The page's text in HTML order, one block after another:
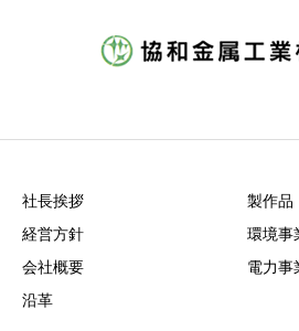
社長挨拶
経営方針
会社概要
沿革
製作品
環境事
電力事